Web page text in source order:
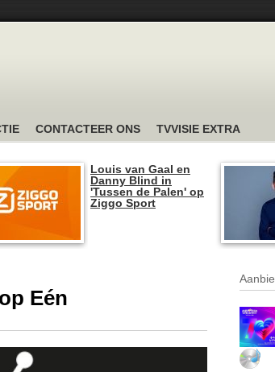
CONTACTEER ONS TVVISIE EXTRA
Louis van Gaal en
Danny Blind in
'Tussen de Palen' op
Ziggo Sport
Eén